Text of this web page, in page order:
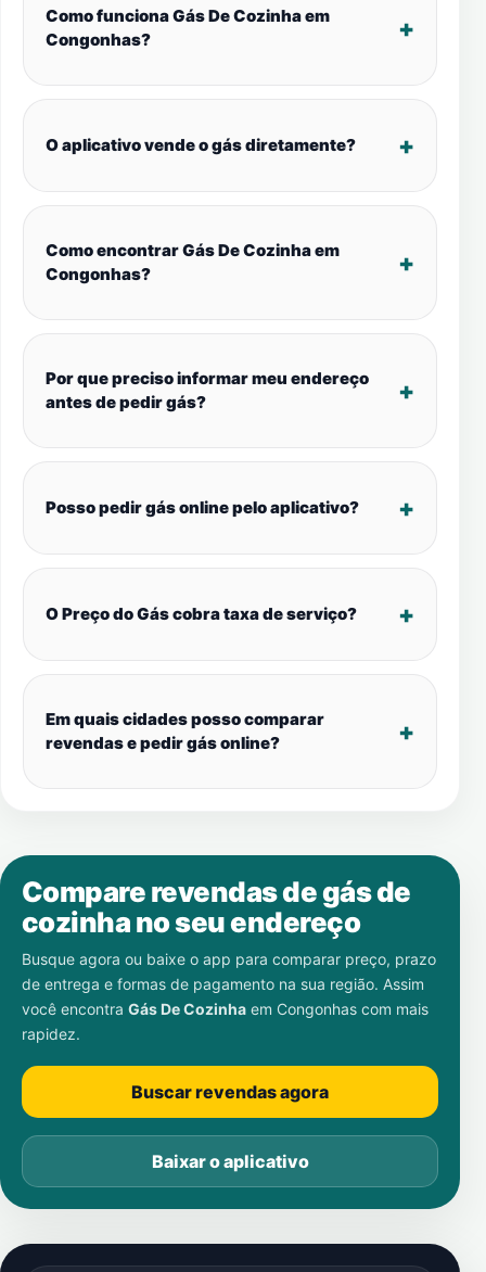
Como funciona Gás De Cozinha em
Congonhas?
O aplicativo vende o gás diretamente?
Como encontrar Gás De Cozinha em
Congonhas?
Por que preciso informar meu endereço
antes de pedir gás?
Posso pedir gás online pelo aplicativo?
O Preço do Gás cobra taxa de serviço?
Em quais cidades posso comparar
revendas e pedir gás online?
Compare revendas de gás de
cozinha no seu endereço
Busque agora ou baixe o app para comparar preço, prazo
de entrega e formas de pagamento na sua região. Assim
você encontra Gás De Cozinha em Congonhas com mais
rapidez.
Buscar revendas agora
Baixar o aplicativo